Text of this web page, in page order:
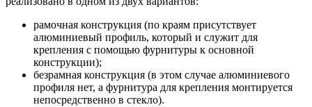
рамочная конструкция (по краям присутствует
алюминиевый профиль, который и служит для
крепления с помощью фурнитуры к основной
конструкции);
безрамная конструкция (в этом случае алюминиевого
профиля нет, а фурнитура для крепления монтируется
непосредственно в стекло).